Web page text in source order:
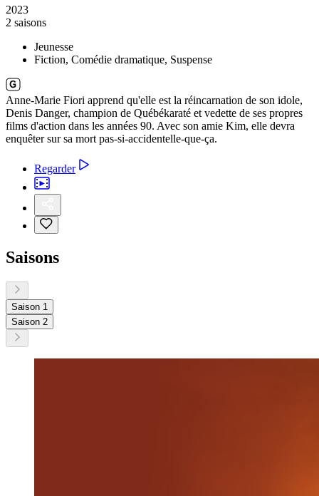
2023
2 saisons
Jeunesse
Fiction, Comédie dramatique, Suspense
Anne-Marie Fiori apprend qu'elle est la réincarnation de son idole,
Denis Danger, champion de Québékaraté et vedette de ses propres
films d'action dans les années 90. Avec son amie Kim, elle devra
enquêter sur sa mort pas-si-accidentelle-que-ça.
Regarder
Saisons
Saison 1
Saison 2